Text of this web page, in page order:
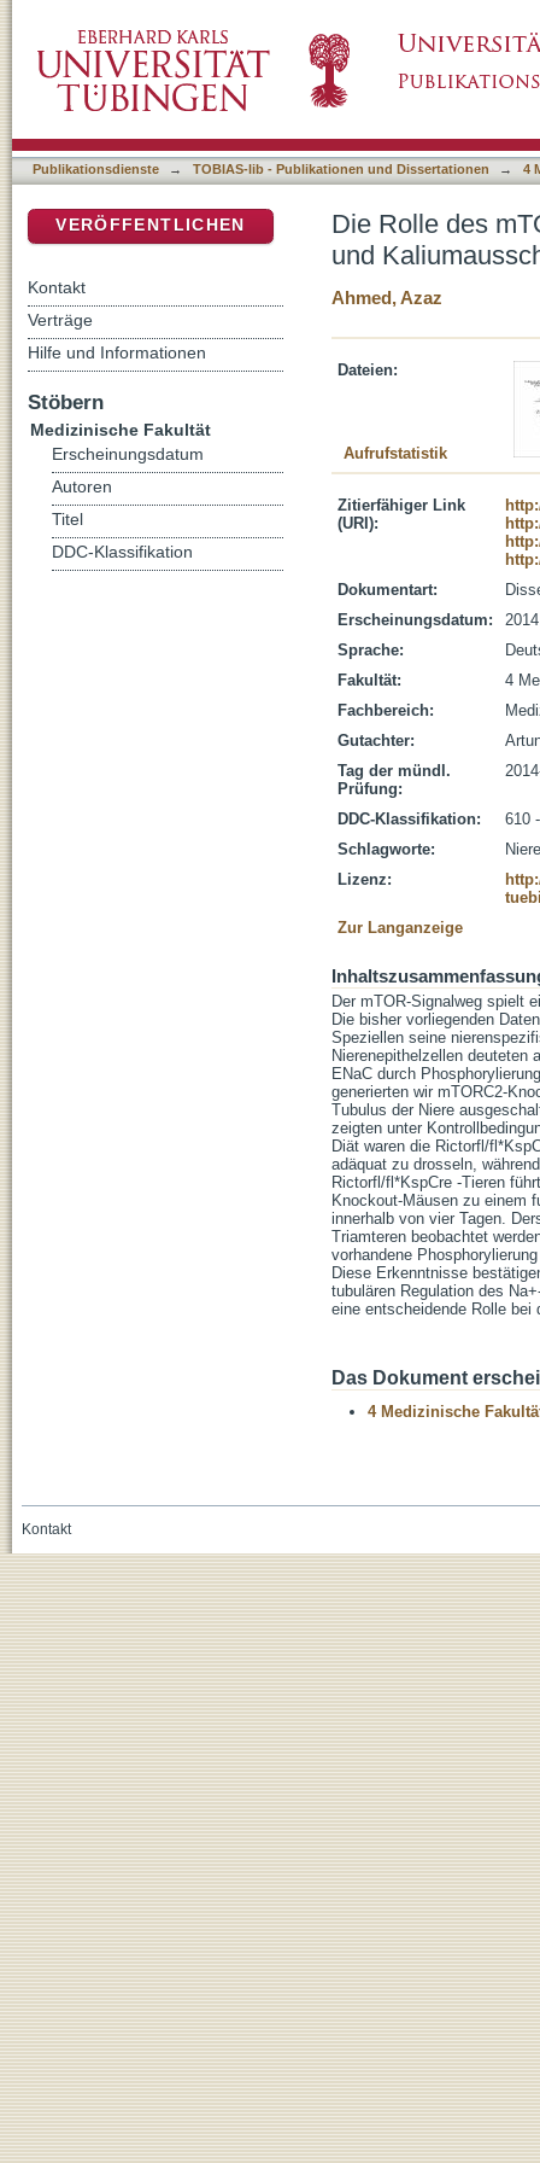
distalen Tubulus der Niere
Publikationsdienste → TOBIAS-lib - Publikationen und Dissertationen → 4
Die Rolle des
und
Ahmed, Azaz
Dateien:
Aufrufstatistik
Zitierfähiger Link
(URI):
Dokumentart:
Erscheinungsdatum:
2014
Sprache:
Fakultät:
4
Fachbereich:
Gutachter:
Tag der mündl.
Prüfung:
DDC-Klassifikation:
610
Schlagworte:
Lizenz:
Zur Langanzeige
Der mTOR-Signalweg spielt
Die bisher vorliegenden
Speziellen seine
Nierenepithelzellen deuteten
ENaC durch
generierten wir mTORC2-
Tubulus der Niere
zeigten unter
Diät waren die Rictorfl/
adäquat zu drosseln,
Rictorfl/fl*KspCre -Tieren
Knockout-Mäusen zu einem
innerhalb von vier Tagen.
Triamteren beobachtet
vorhandene
Diese Erkenntnisse
tubulären Regulation des
eine entscheidende Rolle bei
Das Dokument
4 Medizinische
VERÖFFENTLICHEN
Kontakt
Verträge
Hilfe und Informationen
Stöbern
Medizinische Fakultät
Erscheinungsdatum
Autoren
Titel
DDC-Klassifikation
Kontakt